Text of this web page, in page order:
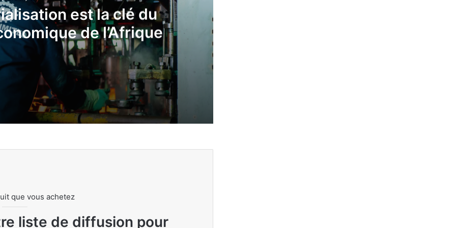
est la clé du
de l’Afrique
économique de l’Afrique
en Afrique
que vous achetez
liste de diffusion pour